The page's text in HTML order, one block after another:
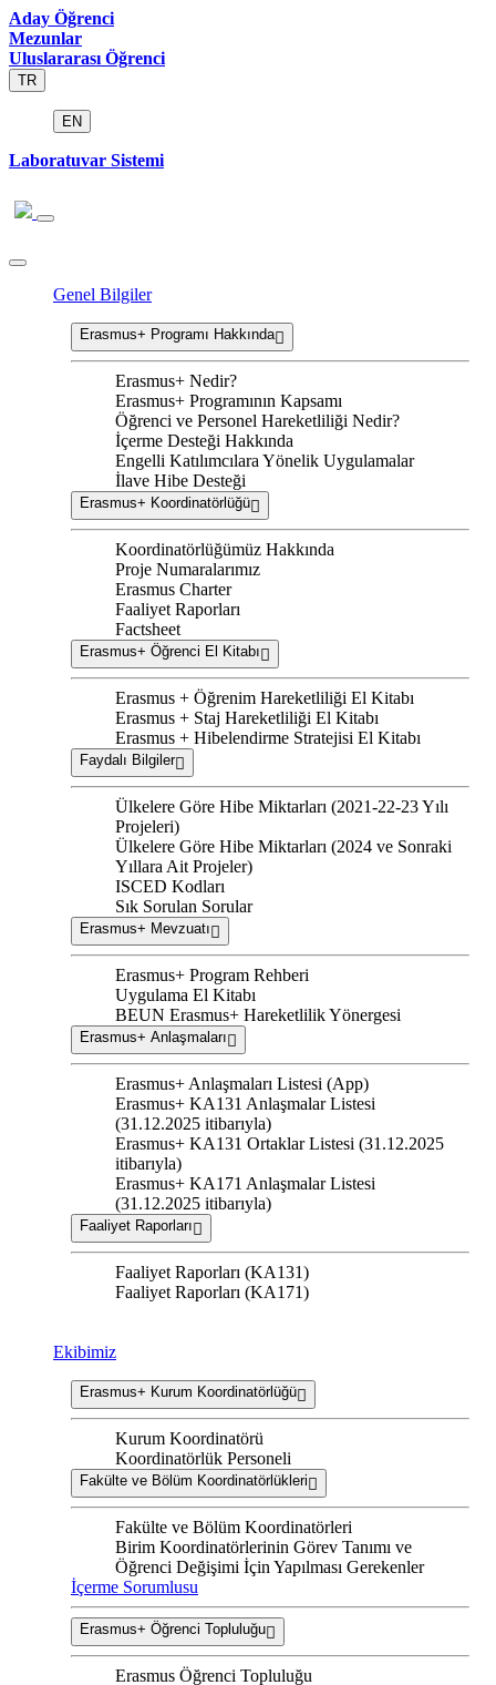
Aday Öğrenci
Mezunlar
Uluslararası Öğrenci
TR
EN
Laboratuvar Sistemi
Genel Bilgiler
Erasmus+ Programı Hakkında
Erasmus+ Nedir?
Erasmus+ Programının Kapsamı
Öğrenci ve Personel Hareketliliği Nedir?
İçerme Desteği Hakkında
Engelli Katılımcılara Yönelik Uygulamalar
İlave Hibe Desteği
Erasmus+ Koordinatörlüğü
Koordinatörlüğümüz Hakkında
Proje Numaralarımız
Erasmus Charter
Faaliyet Raporları
Factsheet
Erasmus+ Öğrenci El Kitabı
Erasmus + Öğrenim Hareketliliği El Kitabı
Erasmus + Staj Hareketliliği El Kitabı
Erasmus + Hibelendirme Stratejisi El Kitabı
Faydalı Bilgiler
Ülkelere Göre Hibe Miktarları (2021-22-23 Yılı
Projeleri)
Ülkelere Göre Hibe Miktarları (2024 ve Sonraki
Yıllara Ait Projeler)
ISCED Kodları
Sık Sorulan Sorular
Erasmus+ Mevzuatı
Erasmus+ Program Rehberi
Uygulama El Kitabı
BEUN Erasmus+ Hareketlilik Yönergesi
Erasmus+ Anlaşmaları
Erasmus+ Anlaşmaları Listesi (App)
Erasmus+ KA131 Anlaşmalar Listesi
(31.12.2025 itibarıyla)
Erasmus+ KA131 Ortaklar Listesi (31.12.2025
itibarıyla)
Erasmus+ KA171 Anlaşmalar Listesi
(31.12.2025 itibarıyla)
Faaliyet Raporları
Faaliyet Raporları (KA131)
Faaliyet Raporları (KA171)
Ekibimiz
Erasmus+ Kurum Koordinatörlüğü
Kurum Koordinatörü
Koordinatörlük Personeli
Fakülte ve Bölüm Koordinatörlükleri
Fakülte ve Bölüm Koordinatörleri
Birim Koordinatörlerinin Görev Tanımı ve
Öğrenci Değişimi İçin Yapılması Gerekenler
İçerme Sorumlusu
Erasmus+ Öğrenci Topluluğu
Erasmus Öğrenci Topluluğu